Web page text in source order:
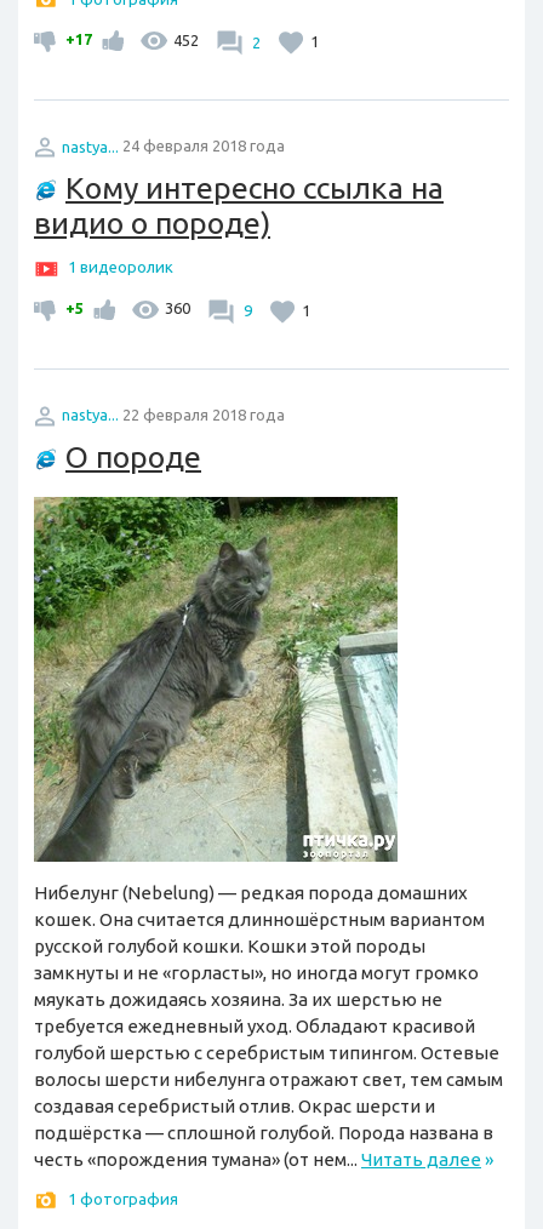
+17 452 2 1
nastya... 24 февраля 2018 года
Кому интересно ссылка на
видио о породе)
1 видеоролик
+5 360 9 1
nastya... 22 февраля 2018 года
О породе
Нибелунг (Nebelung) — редкая порода домашних
кошек. Она считается длинношёрстным вариантом
русской голубой кошки. Кошки этой породы
замкнуты и не «горласты», но иногда могут громко
мяукать дожидаясь хозяина. За их шерстью не
требуется ежедневный уход. Обладают красивой
голубой шерстью с серебристым типингом. Остевые
волосы шерсти нибелунга отражают свет, тем самым
создавая серебристый отлив. Окрас шерсти и
подшёрстка — сплошной голубой. Порода названа в
честь «порождения тумана» (от нем... Читать далее»
1 фотография